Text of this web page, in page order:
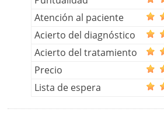
Atención al paciente
Acierto del diagnóstico
Acierto del tratamiento
Precio
Lista de espera